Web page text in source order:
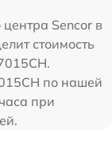
Sencor в
стоимость
по нашей
при